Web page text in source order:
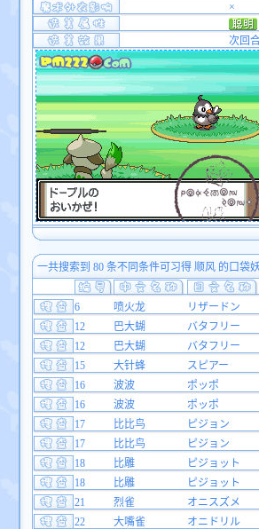
×
次回
一共搜索到 80 条不同条件可习得 顺风 的口袋
6 喷火龙 リザードン
12
巴大蝴 バタフリー
12
巴大蝴 バタフリー
15
大针蜂 スピアー
16
波波 ポッポ
16
波波 ポッポ
17
比比鸟 ピジョン
17
比比鸟 ピジョン
18
比雕 ピジョット
18
比雕 ピジョット
21
烈雀 オニスズメ
22
大嘴雀 オニドリル